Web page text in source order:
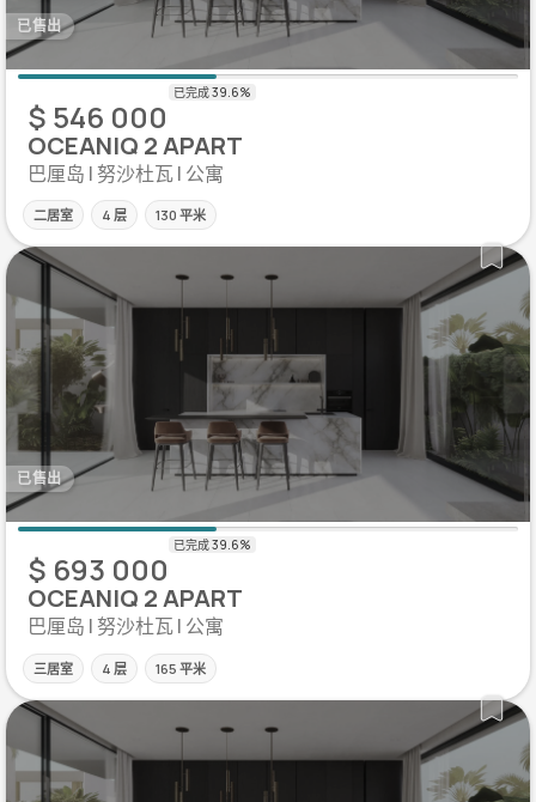
已售出
$ 546 000
OCEANIQ 2 APART
巴厘岛 | 努沙杜瓦 | 公寓
二居室 4 层 130 平米
已售出
$ 693 000
OCEANIQ 2 APART
巴厘岛 | 努沙杜瓦 | 公寓
三居室 4 层 165 平米